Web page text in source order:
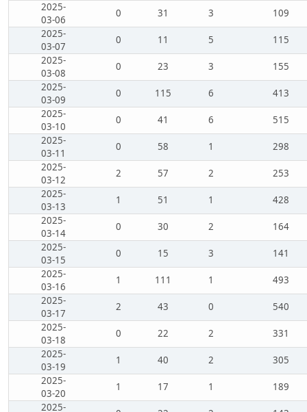
2025-
03-06
0 31 3
109
2025-
03-07
0 11 5
115
2025-
03-08
0 23 3
155
2025-
03-09
0 115 6
413
2025-
03-10
0 41 6
515
2025-
03-11
0 58 1
298
2025-
03-12
2 57 2
253
2025-
03-13
1 51 1
428
2025-
03-14
0 30 2
164
2025-
03-15
0 15 3
141
2025-
03-16
1 111 1
493
2025-
03-17
2 43 0
540
2025-
03-18
0 22 2
331
2025-
03-19
1 40 2
305
2025-
03-20
1 17 1
189
2025-